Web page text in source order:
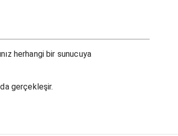
herhangi bir sunucuya
gerçekleşir.